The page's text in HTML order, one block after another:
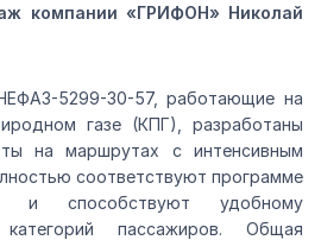
компании «ГРИФОН» Николай
5299-30-57, работающие на
газе (КПГ), разработаны
на маршрутах с интенсивным
соответствуют программе
и способствуют удобному
пассажиров. Общая